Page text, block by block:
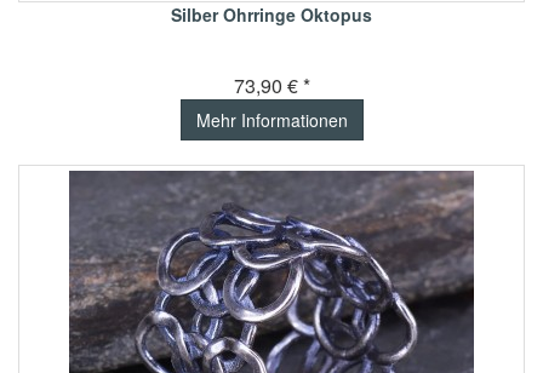
Silber Ohrringe Oktopus
73,90 € *
Mehr Informationen